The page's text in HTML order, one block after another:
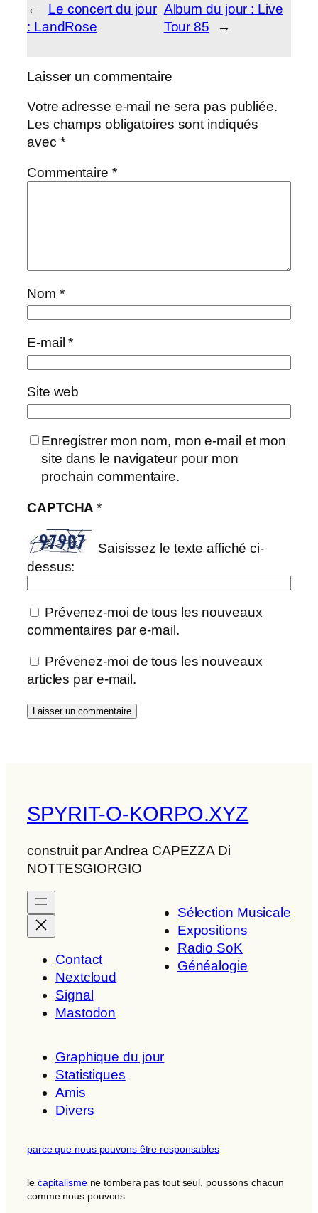
←
Le concert du jour
: LandRose
Album du jour : Live
Tour 85
→
Laisser un commentaire
Votre adresse e-mail ne sera pas publiée.
Les champs obligatoires sont indiqués
avec *
Commentaire *
Nom *
E-mail*
Site web
Enregistrer mon nom, mon e-mail et mon
site dans le navigateur pour mon
prochain commentaire.
CAPTCHA*
Saisissez le texte affiché ci-
dessus:
Prévenez-moi de tous les nouveaux
commentaires par e-mail.
Prévenez-moi de tous les nouveaux
articles par e-mail.
SPYRIT-O-KORPO.XYZ
construit par Andrea CAPEZZA Di
NOTTESGIORGIO
Contact
Nextcloud
Signal
Mastodon
Sélection Musicale
Expositions
Radio SoK
Généalogie
Graphique du jour
Statistiques
Amis
Divers
parce que nous pouvons être responsables
le capitalismene tombera pas tout seul, poussons chacun
comme nous pouvons